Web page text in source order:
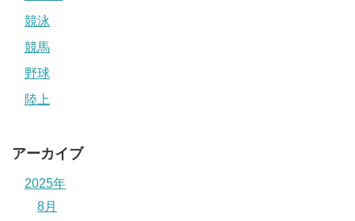
競泳
競馬
野球
陸上
アーカイブ
2025年
8月